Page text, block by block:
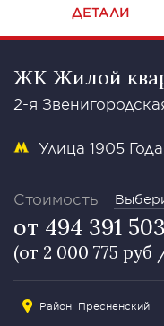
ДЕТАЛИ
ЖК Жилой
2-я
Улица 1905 Года
Стоимость
от 494 391
(от 2 000 775 руб
Район: Пресненский